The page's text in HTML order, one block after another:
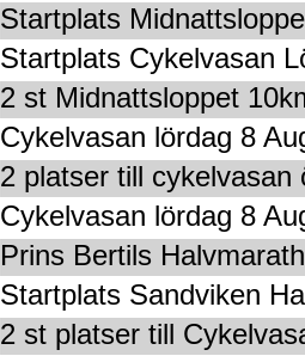
Startplats
Startplats Cykelvasan
2 st Midnattsloppet
Cykelvasan lördag 8
2 platser till cykelvasan
Cykelvasan lördag 8
Prins Bertils
Startplats Sandviken
2 st platser till